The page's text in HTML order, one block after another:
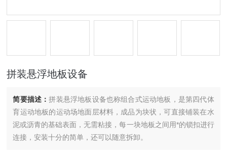
拼装悬浮地板设备
简要描述：拼装悬浮地板设备也称组合式运动地板，是第四代体
育运动地板的运动场地面层材料，成品为块状，可直接铺装在水
泥或沥青的基础表面，无需粘接，每一块地板之间用*的锁扣进行
连接，安装十分的简单，还可以随意拆卸。